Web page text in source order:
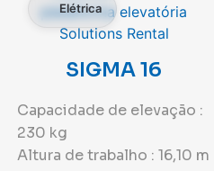
Elétrica
SIGMA 16
Capacidade de elevação :
230 kg
Altura de trabalho : 16,10 m